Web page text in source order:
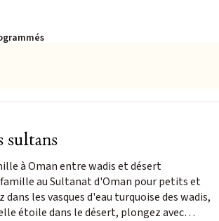
sultans
à Oman entre wadis et désert
au Sultanat d'Oman pour petits et
dans les vasques d'eau turquoise des wadis,
étoile dans le désert, plongez avec…